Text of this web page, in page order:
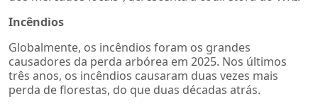
Incêndios
Globalmente, os incêndios foram os grandes
causadores da perda arbórea em 2025. Nos últimos
três anos, os incêndios causaram duas vezes mais
perda de florestas, do que duas décadas atrás.